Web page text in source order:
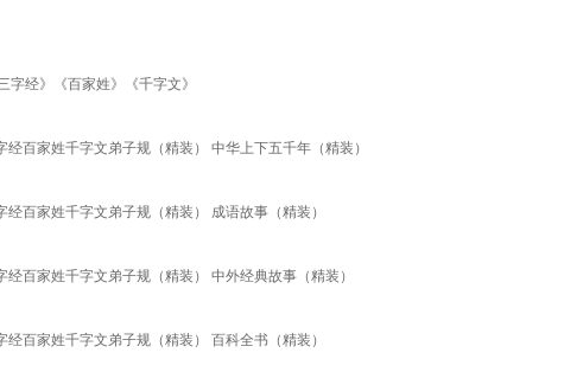
字经》《百家姓》《千字文》
经百家姓千字文弟子规（精装） 中华上下五千年（精装）
百家姓千字文弟子规（精装） 成语故事（精装）
百家姓千字文弟子规（精装） 中外经典故事（精装）
百家姓千字文弟子规（精装） 百科全书（精装）